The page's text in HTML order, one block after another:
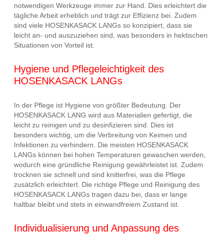
notwendigen Werkzeuge immer zur Hand. Dies erleichtert die
tägliche Arbeit erheblich und trägt zur Effizienz bei. Zudem
sind viele HOSENKASACK LANGs so konzipiert, dass sie
leicht an- und auszuziehen sind, was besonders in hektischen
Situationen von Vorteil ist.
Hygiene und Pflegeleichtigkeit des
HOSENKASACK LANGs
In der Pflege ist Hygiene von größter Bedeutung. Der
HOSENKASACK LANG wird aus Materialien gefertigt, die
leicht zu reinigen und zu desinfizieren sind. Dies ist
besonders wichtig, um die Verbreitung von Keimen und
Infektionen zu verhindern. Die meisten HOSENKASACK
LANGs können bei hohen Temperaturen gewaschen werden,
wodurch eine gründliche Reinigung gewährleistet ist. Zudem
trocknen sie schnell und sind knitterfrei, was die Pflege
zusätzlich erleichtert. Die richtige Pflege und Reinigung des
HOSENKASACK LANGs tragen dazu bei, dass er lange
haltbar bleibt und stets in einwandfreiem Zustand ist.
Individualisierung und Anpassung des